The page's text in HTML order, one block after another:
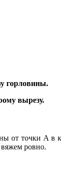
горловины.
вырезу.
от точки А
ровно.